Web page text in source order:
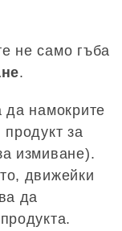
не само гъба
.
да намокрите
за
измиване).
движейки
да